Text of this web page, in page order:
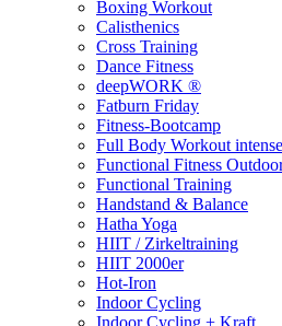
Boxing Workout
Calisthenics
Cross Training
Dance Fitness
deepWORK ®
Fatburn Friday
Fitness-Bootcamp
Full Body Workout intense
Functional Fitness
Functional Training
Handstand & Balance
Hatha Yoga
HIIT / Zirkeltraining
HIIT 2000er
Hot-Iron
Indoor Cycling